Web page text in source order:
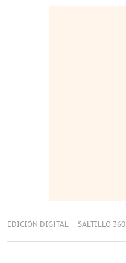
EDICIÓN DIGITAL SALTILLO 360